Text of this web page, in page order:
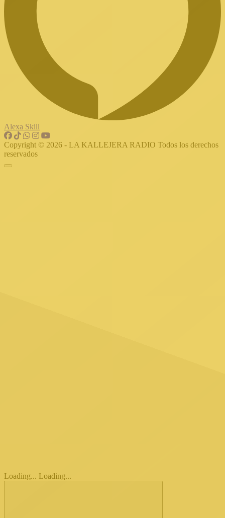
Alexa Skill
Copyright © 2026 - LA KALLEJERA RADIO Todos los derechos
reservados
Loading... Loading...